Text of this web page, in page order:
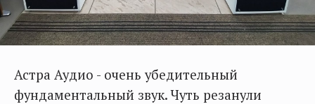
Астра Аудио - очень убедительный
фундаментальный звук. Чуть резанули